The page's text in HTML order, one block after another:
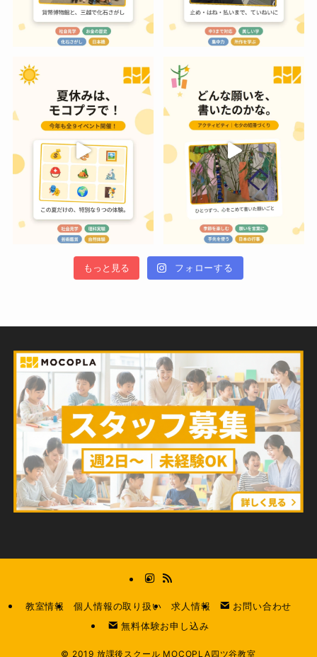
もっと見る フォローする
教室情報 個人情報の取り扱い 求人情報
お問い合わせ
無料体験お申し込み
© 2019 放課後スクール MOCOPLA四ツ谷教室